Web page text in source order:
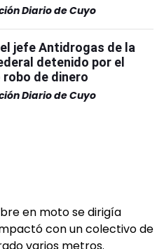
Diario de Cuyo
jefe Antidrogas de la
detenido por el
de dinero
Diario de Cuyo
en moto se dirigía
con un colectivo de